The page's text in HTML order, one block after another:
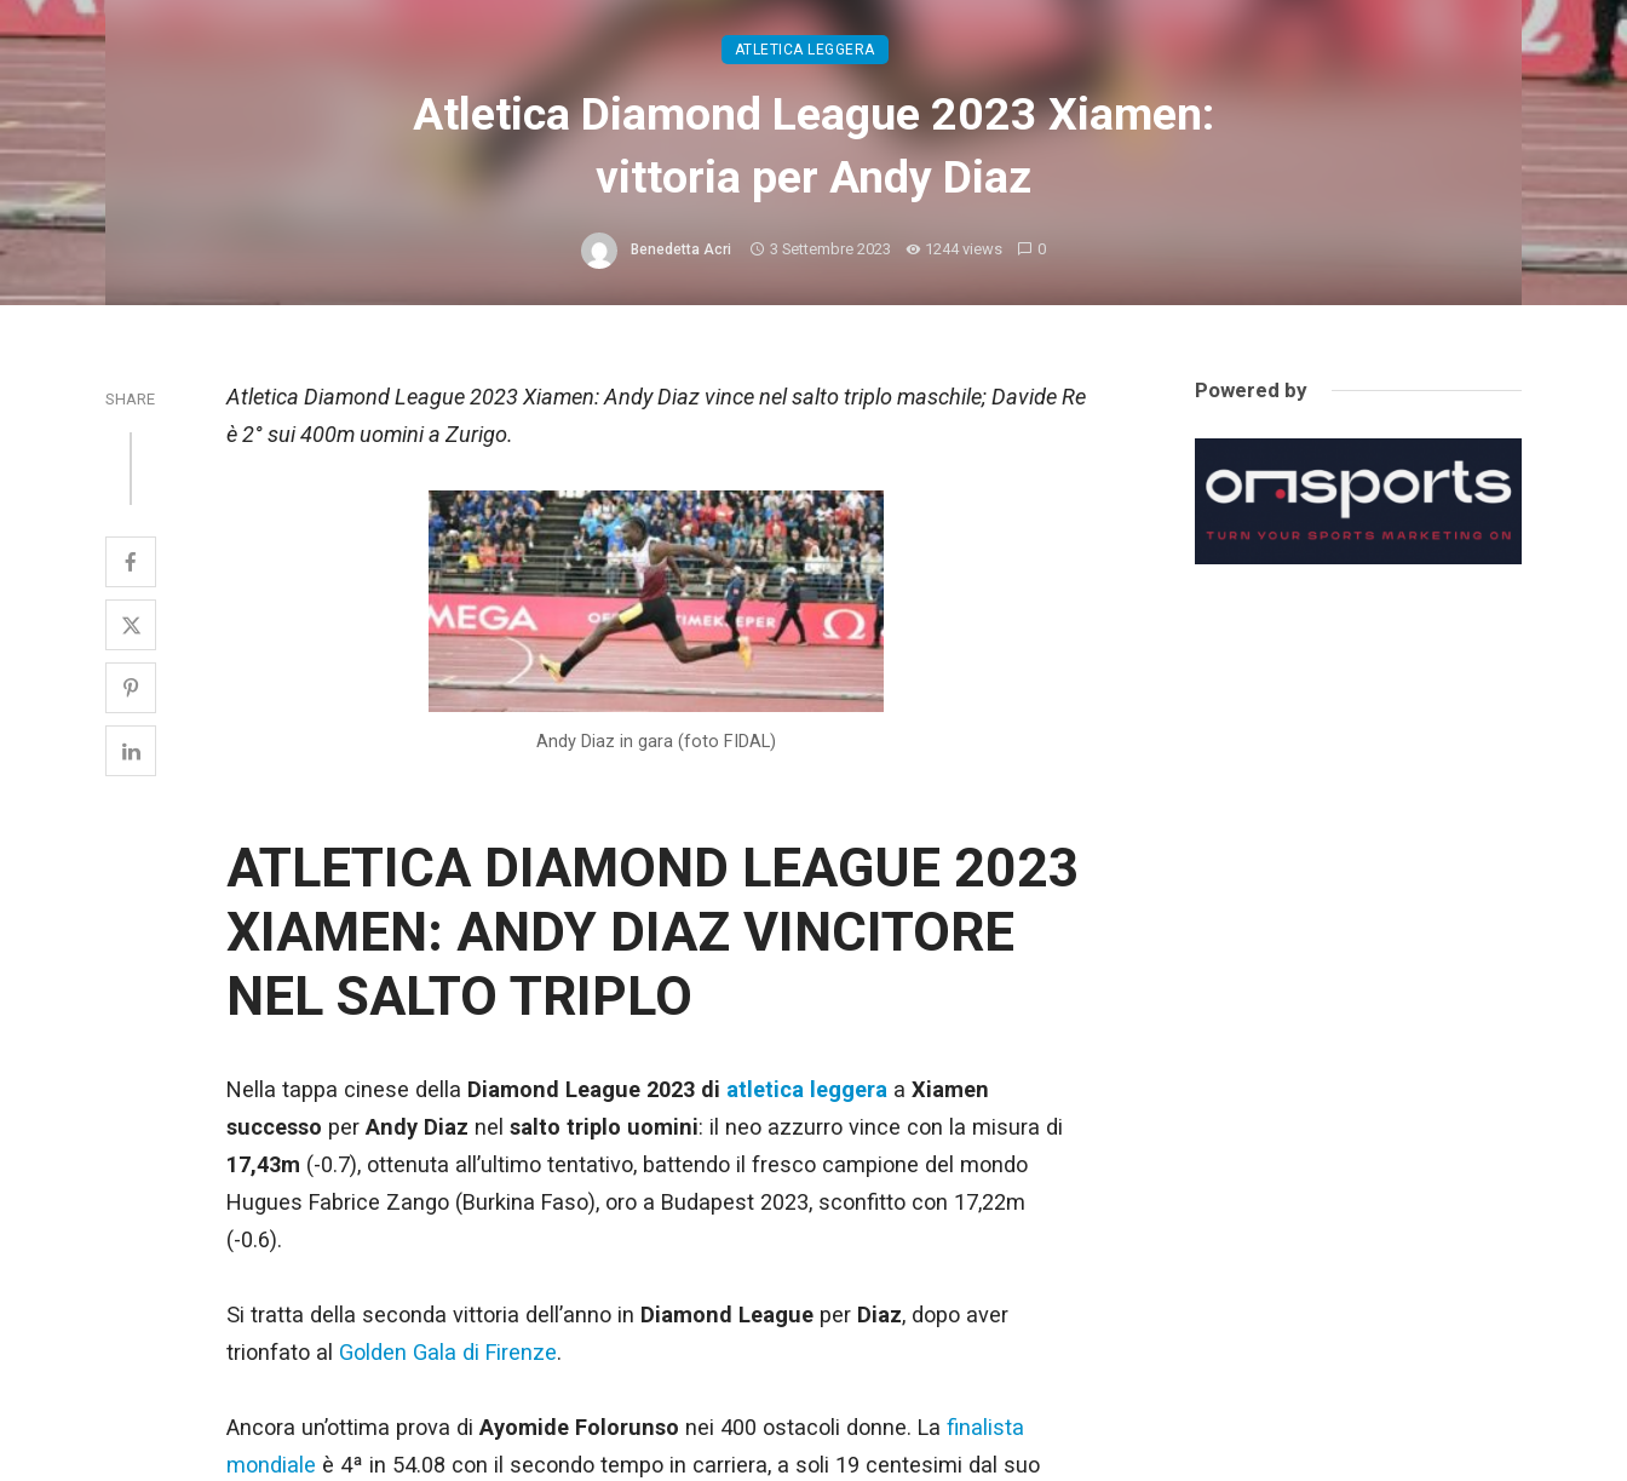
ATLETICA LEGGERA
Atletica Diamond League 2023 Xiamen:
vittoria per Andy Diaz
Benedetta Acri 3 Settembre 2023 1244 views 0
SHARE
Atletica Diamond League 2023 Xiamen: Andy Diaz vince nel salto triplo maschile; Davide Re
è 2° sui 400m uomini a Zurigo.
Andy Diaz in gara (foto FIDAL)
ATLETICA DIAMOND LEAGUE 2023
XIAMEN: ANDY DIAZ VINCITORE
NEL SALTO TRIPLO
Nella tappa cinese della Diamond League 2023 di atletica leggera a Xiamen
successo per Andy Diaz nel salto triplo uomini: il neo azzurro vince con la misura di
17,43m (-0.7), ottenuta all’ultimo tentativo, battendo il fresco campione del mondo
Hugues Fabrice Zango (Burkina Faso), oro a Budapest 2023, sconfitto con 17,22m
(-0.6).
Si tratta della seconda vittoria dell’anno in Diamond League per Diaz, dopo aver
trionfato al Golden Gala di Firenze.
Ancora un’ottima prova di Ayomide Folorunso nei 400 ostacoli donne. La finalista
mondiale è 4ª in 54.08 con il secondo tempo in carriera, a soli 19 centesimi dal suo
Powered by